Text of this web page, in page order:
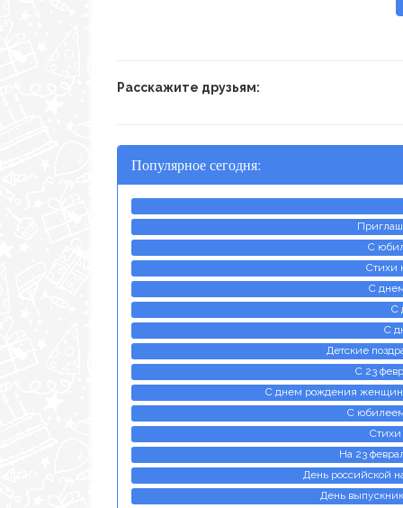
Расскажите друзьям:
Популярное сегодня:
С
Стихи
С днем
С
С
Детские
С 23
С днем рождения
С
На 23
День российской
День